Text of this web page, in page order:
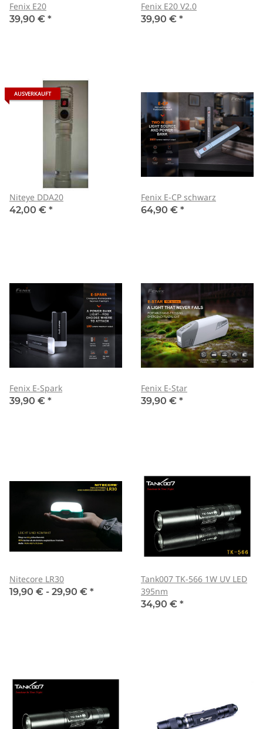
Fenix E20
39,90 € *
Fenix E20 V2.0
39,90 € *
AUSVERKAUFT
Niteye DDA20
42,00 € *
Fenix E-CP schwarz
64,90 € *
Fenix E-Spark
39,90 € *
Fenix E-Star
39,90 € *
Nitecore LR30
19,90 € - 29,90 € *
Tank007 TK-566 1W UV LED
395nm
34,90 € *